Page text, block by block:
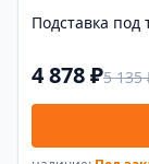
Подставка под
4 878 ₽5 135